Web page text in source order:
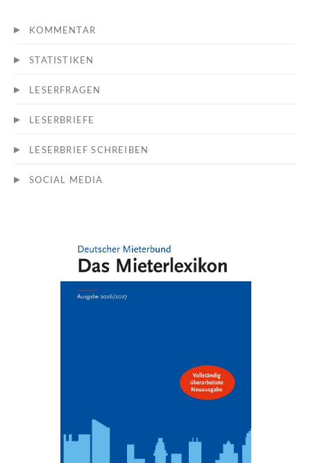
KOMMENTAR
STATISTIKEN
LESERFRAGEN
LESERBRIEFE
LESERBRIEF SCHREIBEN
SOCIAL MEDIA